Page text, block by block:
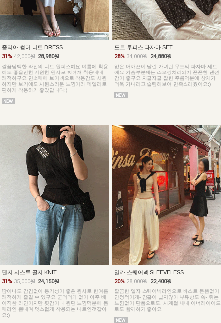
줄리아 썸머 니트 DRESS
31% 42,000원 28,980원
깔끔담백한 라인의 니트 원피스예요 여름에 착용
해도 좋을만한 시원한 원사로 짜여져 착용내내
쾌적하구요 민소매에 브이넥으로 착용감도 시원
하지만 보기에도 시원스러운 느낌이라 데일리로
편하게 착용하기 좋았답니다:)
도트 투피스 파자마 SET
28% 34,000원 24,880원
얇은 어깨끈이 달린 가녀린 무드의 파자마 세트
예요 가슴부분에는 스모킹처리되어 쫀쫀한 텐션
감이 좋구요 자글자글 잡힌 주름덕분에 상체가
더욱 가녀리고 슬림해보여 만족스러웠어요:)
팬지 시스루 골지 KNIT
31% 35,000원 24,150원
땀이나도 감김없이 통기성이 좋은 원사로 한여름
쾌적하게 즐길 수 있구요 군더더기 없이 아주 베
이직한 라인이지만 핏감이나 원단 느낌덕분에 몸
매라인 뽐내며 멋스럽게 착용되는 니트인것같아
요:)
밀카 스퀘어넥 SLEEVELESS
20% 28,000원 22,400원
깔끔한 일자 스퀘어넥라인으로 바스트 듣뜸없이
안정적이게- 암홀이 넓지않아 부유방도 쏙- 튀는
느낌없이 단품으로도, 사계절 내내 이너레이어드
로도 함께하기 좋아요